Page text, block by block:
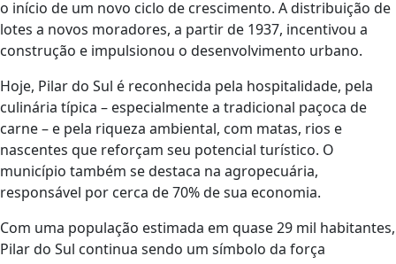
o início de um novo ciclo de crescimento. A distribuição de
lotes a novos moradores, a partir de 1937, incentivou a
construção e impulsionou o desenvolvimento urbano.
Hoje, Pilar do Sul é reconhecida pela hospitalidade, pela
culinária típica – especialmente a tradicional paçoca de
carne – e pela riqueza ambiental, com matas, rios e
nascentes que reforçam seu potencial turístico. O
município também se destaca na agropecuária,
responsável por cerca de 70% de sua economia.
Com uma população estimada em quase 29 mil habitantes,
Pilar do Sul continua sendo um símbolo da força